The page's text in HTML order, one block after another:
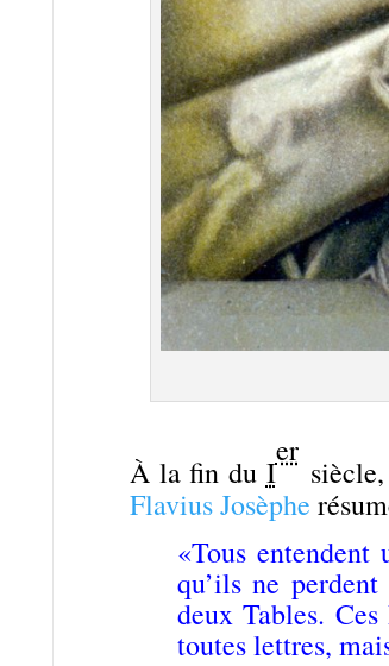
À la fin du I
er
Flavius Josèphe
«Tous
qu’ils ne
deux Tables.
toutes lettres,